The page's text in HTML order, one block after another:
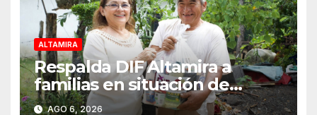
ALTAMIRA
Respalda DIF Altamira a
familias en situación de
vulnerabilidad
AGO 6, 2026